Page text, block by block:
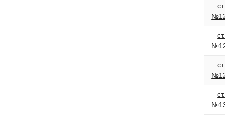
ст.
ст.
ст.
ст.